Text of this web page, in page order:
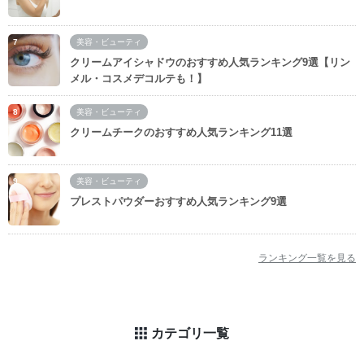
美容・ビューティ
クリームアイシャドウのおすすめ人気ランキング9選【リン
メル・コスメデコルテも！】
美容・ビューティ
クリームチークのおすすめ人気ランキング11選
美容・ビューティ
プレストパウダーおすすめ人気ランキング9選
ランキング一覧を見る
カテゴリ一覧